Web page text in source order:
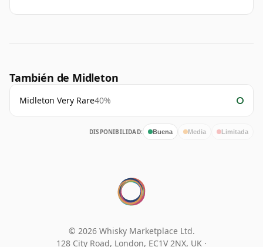
También de Midleton
Midleton Very Rare40%
DISPONIBILIDAD: Buena Media Limitada
© 2026 Whisky Marketplace Ltd.
128 City Road, London, EC1V 2NX, UK ·